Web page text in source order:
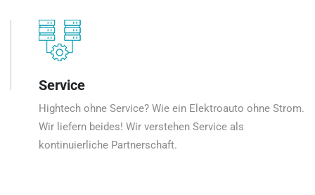
Service
Hightech ohne Service? Wie ein Elektroauto ohne Strom.
Wir liefern beides! Wir verstehen Service als
kontinuierliche Partnerschaft.